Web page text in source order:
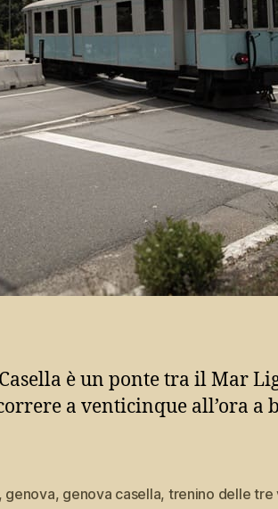
è un ponte tra il Mar
a venticinque all’ora a
, genova, genova casella, trenino delle tre